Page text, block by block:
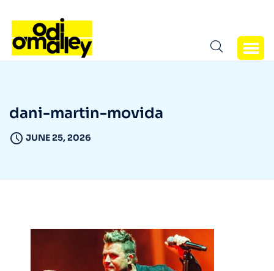
dani-martin-movida
JUNE 25, 2026